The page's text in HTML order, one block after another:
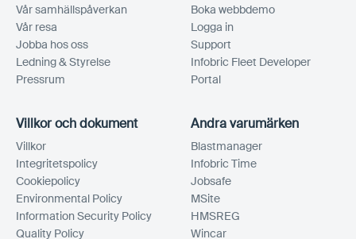
Vår samhällspåverkan
Vår resa
Jobba hos oss
Ledning & Styrelse
Pressrum
Boka webbdemo
Logga in
Support
Infobric Fleet Developer
Portal
Villkor och dokument
Villkor
Integritetspolicy
Cookiepolicy
Environmental Policy
Information Security Policy
Quality Policy
Andra varumärken
Blastmanager
Infobric Time
Jobsafe
MSite
HMSREG
Wincar